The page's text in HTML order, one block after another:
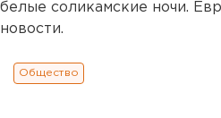
белые соликамские ночи.
новости.
Общество